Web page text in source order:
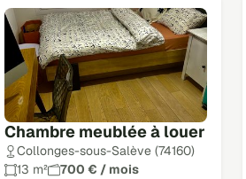
Chambre meublée à louer
Collonges-sous-Salève (74160)
13 m²
700 € / mois